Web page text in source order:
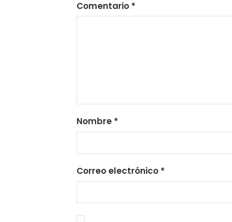
Comentario *
Nombre *
Correo electrónico *